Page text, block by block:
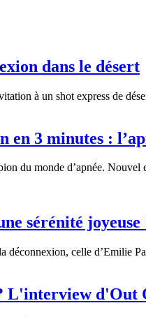
dans le désert
à un shot express de
en 3 minutes :
du monde d’apnée.
sérénité joyeuse
celle d’Emilie
L'interview d'Out